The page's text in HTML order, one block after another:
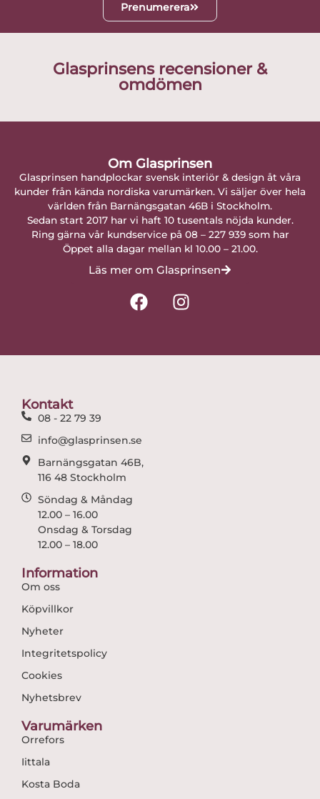
Prenumerera
Glasprinsens recensioner &
omdömen
Om Glasprinsen
Glasprinsen handplockar svensk interiör & design åt våra
kunder från kända nordiska varumärken. Vi säljer över hela
världen från Barnängsgatan 46B i Stockholm.
Sedan start 2017 har vi haft 10 tusentals nöjda kunder.
Ring gärna vår kundservice på 08 – 227 939 som har
Öppet alla dagar mellan kl 10.00 – 21.00.
Läs mer om Glasprinsen
F
a
I
n
Kontakt
08 - 22 79 39
info@glasprinsen.se
Barnängsgatan 46B,
116 48 Stockholm
Söndag & Måndag
12.00 – 16.00
Onsdag & Torsdag
12.00 – 18.00
Information
Om oss
Köpvillkor
Nyheter
Integritetspolicy
Cookies
Nyhetsbrev
Varumärken
Orrefors
Iittala
Kosta Boda